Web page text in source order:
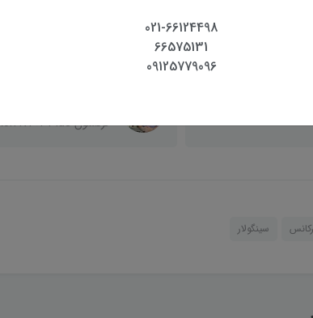
جعبه گشایی و بررسی
نرکسون Nerxon NT02 Plus
سینگولار
021-66124498
66575131
09125779096